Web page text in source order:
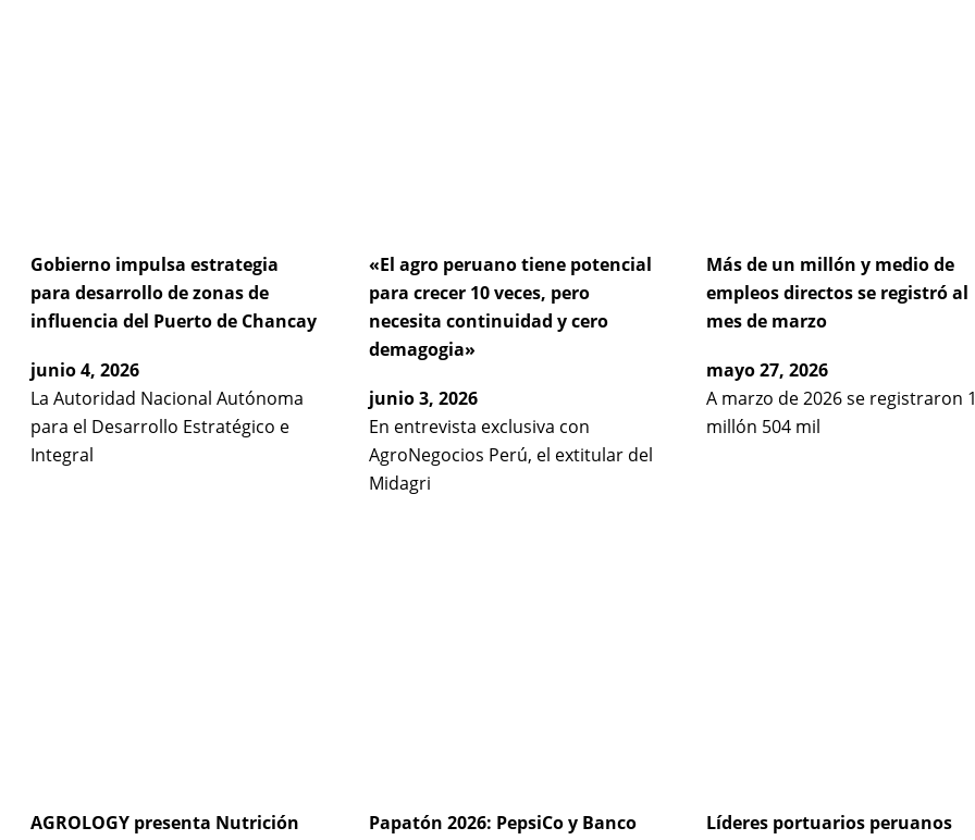
Gobierno impulsa estrategia
para desarrollo de zonas de
influencia del Puerto de Chancay
junio 4, 2026
La Autoridad Nacional Autónoma
para el Desarrollo Estratégico e
Integral
«El agro peruano tiene potencial
para crecer 10 veces, pero
necesita continuidad y cero
demagogia»
junio 3, 2026
En entrevista exclusiva con
AgroNegocios Perú, el extitular del
Midagri
Más de un millón y medio de
empleos directos se registró al
mes de marzo
mayo 27, 2026
A marzo de 2026 se registraron 1
millón 504 mil
AGROLOGY presenta Nutrición
Papatón 2026: PepsiCo y Banco
Líderes portuarios peruanos